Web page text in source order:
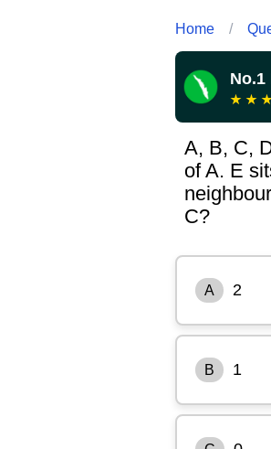
Home /
No.1
★ ★ ★
A, B, C,
of A. E
C?
A 2
B 1